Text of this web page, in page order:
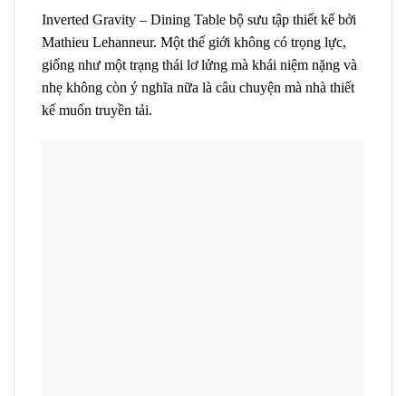
Inverted Gravity – Dining Table bộ sưu tập thiết kế bởi
Mathieu Lehanneur. Một thế giới không có trọng lực,
giống như một trạng thái lơ lửng mà khái niệm nặng và
nhẹ không còn ý nghĩa nữa là câu chuyện mà nhà thiết
kế muốn truyền tải.